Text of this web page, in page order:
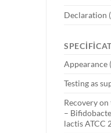
Declaration
Appearance
Testing as
Recovery
–
lactis ATCC